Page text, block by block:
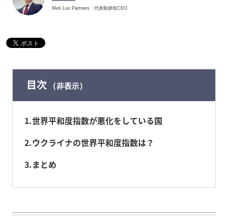
Meti Lux Partners 代表取締役CEO
目次 非表示
1 世界平和度指数が悪化をしている国
2 ウクライナの世界平和度指数は？
3 まとめ